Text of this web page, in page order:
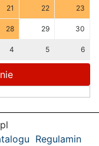
21 22 23
28 29 30
4 5 6
Regulamin